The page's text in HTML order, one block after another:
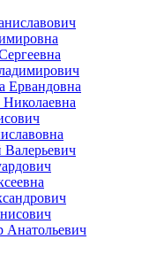
Ервандовна
Валерьевич
Анатольевич